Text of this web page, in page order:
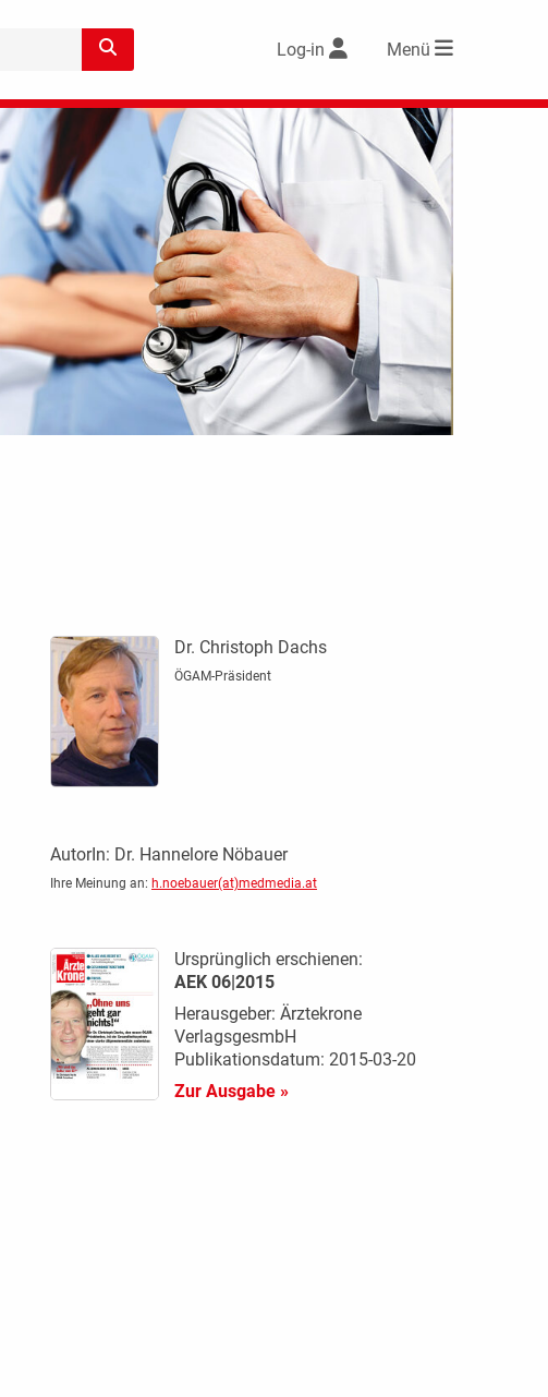
Log-in Menü
Dr. Christoph Dachs
ÖGAM-Präsident
AutorIn: Dr. Hannelore Nöbauer
Ihre Meinung an: h.noebauer(at)medmedia.at
Ursprünglich erschienen:
AEK 06|2015
Herausgeber: Ärztekrone
VerlagsgesmbH
Publikationsdatum: 2015-03-20
Zur Ausgabe »